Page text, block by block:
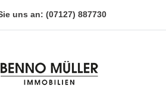
uns an: (07127) 887730